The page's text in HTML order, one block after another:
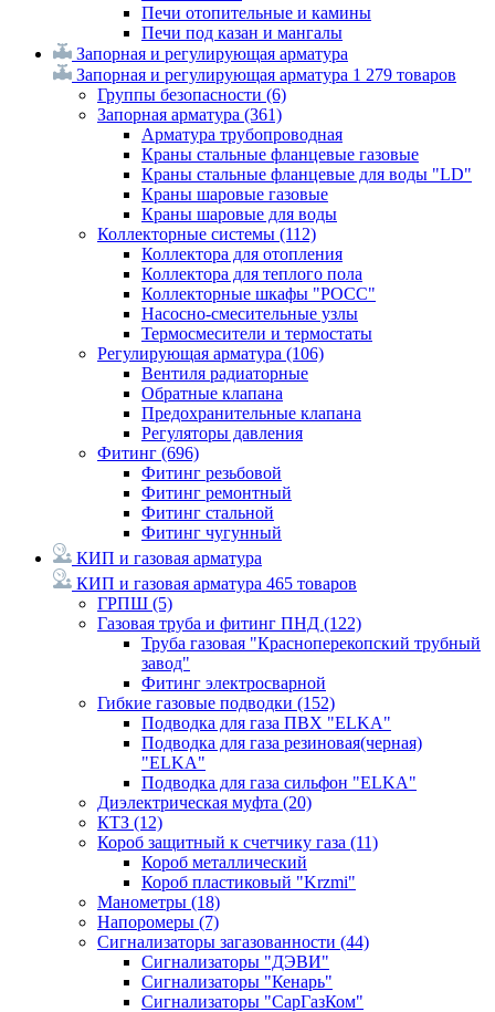
Печи отопительные и камины
Печи под казан и мангалы
Запорная и регулирующая арматура
Запорная и регулирующая арматура 1 279 товаров
Группы безопасности (6)
Запорная арматура (361)
Арматура трубопроводная
Краны стальные фланцевые газовые
Краны стальные фланцевые для воды "LD"
Краны шаровые газовые
Краны шаровые для воды
Коллекторные системы (112)
Коллектора для отопления
Коллектора для теплого пола
Коллекторные шкафы "РОСС"
Насосно-смесительные узлы
Термосмесители и термостаты
Регулирующая арматура (106)
Вентиля радиаторные
Обратные клапана
Предохранительные клапана
Регуляторы давления
Фитинг (696)
Фитинг резьбовой
Фитинг ремонтный
Фитинг стальной
Фитинг чугунный
КИП и газовая арматура
КИП и газовая арматура 465 товаров
ГРПШ (5)
Газовая труба и фитинг ПНД (122)
Труба газовая "Красноперекопский трубный
завод"
Фитинг электросварной
Гибкие газовые подводки (152)
Подводка для газа ПВХ "ELKA"
Подводка для газа резиновая(черная)
"ELKA"
Подводка для газа сильфон "ELKA"
Диэлектрическая муфта (20)
КТЗ (12)
Короб защитный к счетчику газа (11)
Короб металлический
Короб пластиковый "Krzmi"
Манометры (18)
Напоромеры (7)
Сигнализаторы загазованности (44)
Сигнализаторы "ДЭВИ"
Сигнализаторы "Кенарь"
Сигнализаторы "СарГазКом"